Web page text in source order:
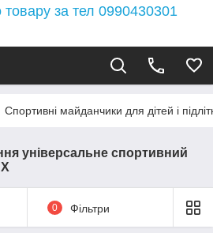
товару за тел 0990430301
Спортивні майданчики для дітей і
універсальне спортивний
0 Фільтри